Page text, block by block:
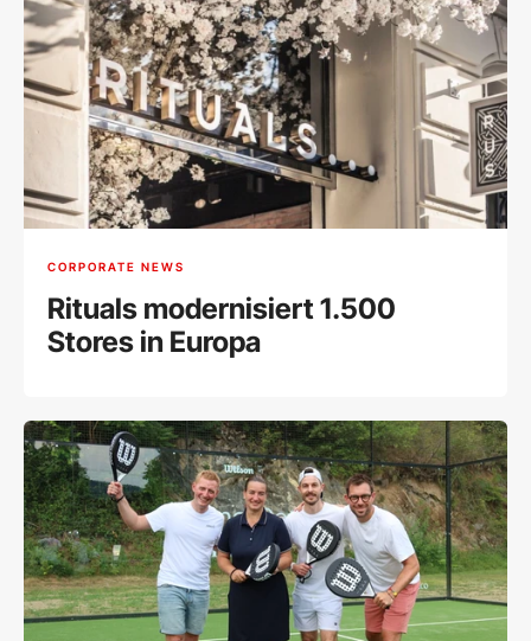
CORPORATE NEWS
Rituals modernisiert 1.500
Stores in Europa